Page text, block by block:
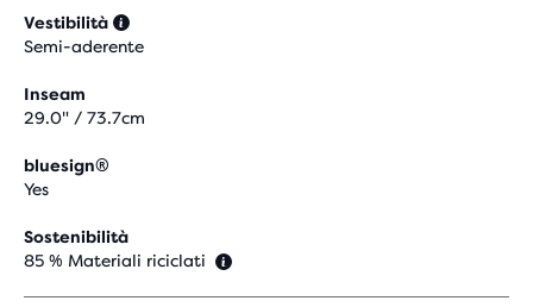
Vestibilità
Semi-aderente
Inseam
29.0" / 73.7cm
bluesign®
Yes
Sostenibilità
85 % Materiali riciclati